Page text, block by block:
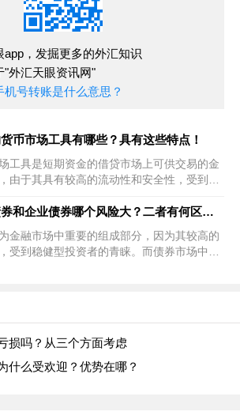
，发掘更多的外汇知识
"外汇天眼资讯网"
机号转账是什么意思？
币市场工具有哪些？具有这些特点！
工具是短期资金的借贷市场上可供交易的金
由于其具有较高的流动性和安全性，受到很
市场工具有哪些特点？今天我
金融债券和企业债券哪个风险大？二者有何区别？
金融市场中重要的组成部分，因为其较高的
受到稳健型投资者的青睐。而债券市场中又
损吗？从三个方面考虑
什么受欢迎？优势在哪？